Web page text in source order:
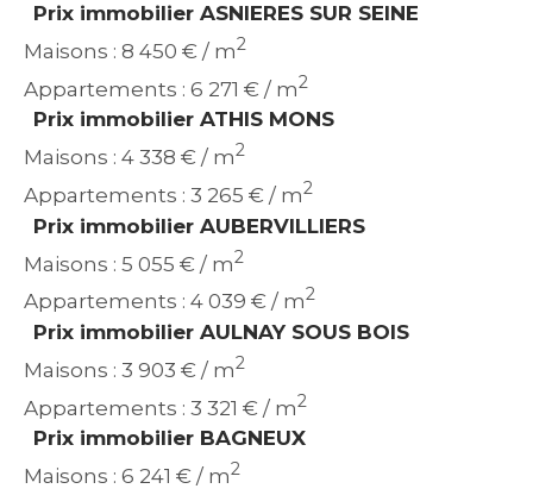
Prix immobilier ASNIERES SUR SEINE
Maisons : 8 450 € / m2
Appartements : 6 271 € / m2
Prix immobilier ATHIS MONS
Maisons : 4 338 € / m2
Appartements : 3 265 € / m2
Prix immobilier AUBERVILLIERS
Maisons : 5 055 € / m2
Appartements : 4 039 € / m2
Prix immobilier AULNAY SOUS BOIS
Maisons : 3 903 € / m2
Appartements : 3 321 € / m2
Prix immobilier BAGNEUX
Maisons : 6 241 € / m2